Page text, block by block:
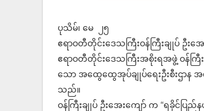
ပုသိမ်၊ မေ ၂၅
ဧရာဝတီတိုင်းဒေသကြီးဝန်ကြီးချုပ် ဦ
ဧရာဝတီတိုင်းဒေသကြီးအစိုးရအဖွဲ့ ဝန်က
သော အထွေထွေအုပ်ချုပ်ရေးဦးစီးဌာန
သည်။
ဝန်ကြီးချုပ် ဦးအေးကျော် က “ရခိုင်